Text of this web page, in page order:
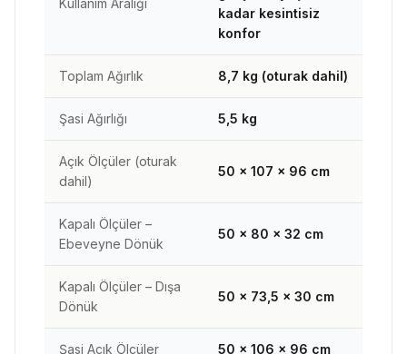
Kullanım Aralığı
kadar kesintisiz
konfor
Toplam Ağırlık 8,7 kg (oturak dahil)
Şasi Ağırlığı 5,5 kg
Açık Ölçüler (oturak
dahil)
50 × 107 × 96 cm
Kapalı Ölçüler –
Ebeveyne Dönük
50 × 80 × 32 cm
Kapalı Ölçüler – Dışa
Dönük
50 × 73,5 × 30 cm
Şasi Açık Ölçüler 50 × 106 × 96 cm